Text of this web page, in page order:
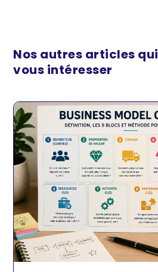
Nos autres articles
vous intéresser